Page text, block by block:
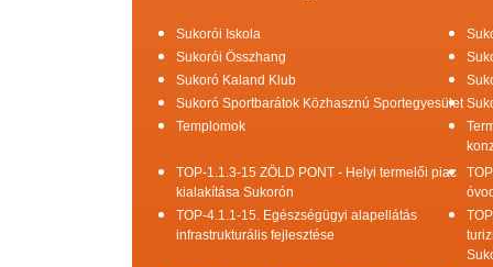
Sukorói Iskola
Sukorói Összhang
Sukoró Kaland Klub
Sukoró Sportbarátok Közhasznú Sportegyesület
Templomok
TOP-1.1.3-15 ZÖLD PONT - Helyi termelői piac
kialakítása Sukorón
TOP-4.1.1-15. Egészségügyi alapellátás
infrastrukturális fejlesztése